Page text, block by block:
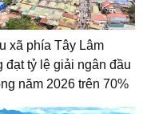
xã phía Tây Lâm
đạt tỷ lệ giải ngân đầu
năm 2026 trên 70%